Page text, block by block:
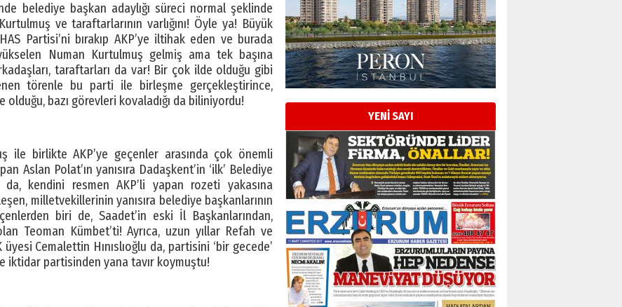
belediye başkan adaylığı süreci normal şeklinde
ve taraftarlarının varlığını! Öyle ya! Büyük
Partisi’ni bırakıp AKP’ye iltihak eden ve burada
yükselen Numan Kurtulmuş gelmiş ama tek başına
taraftarları da var! Bir çok ilde olduğu gibi
törenle bu parti ile birleşme gerçekleştirince,
bazı görevleri kovaladığı da biliniyordu!
ile birlikte AKP’ye geçenler arasında çok önemli
Aslan Polat’ın yanısıra Dadaşkent’in ‘ilk’ Belediye
da, kendini resmen AKP’li yapan rozeti yakasına
milletvekillerinin yanısıra belediye başkanlarının
biri de, Saadet’in eski İl Başkanlarından,
Teoman Kümbet’ti! Ayrıca, uzun yıllar Refah ve
Cemalettin Hınıslıoğlu da, partisini ‘bir gecede’
iktidar partisinden yana tavır koymuştu!
YENİ SAYI
Esat BİNDESEN
TRT’NİN BÖLGEYE AÇILAN SESİ
09 Ağustos 2026 Pazar